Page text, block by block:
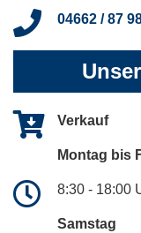
04662 / 87
Verkauf
Montag bis
8:30 - 18:00
Samstag